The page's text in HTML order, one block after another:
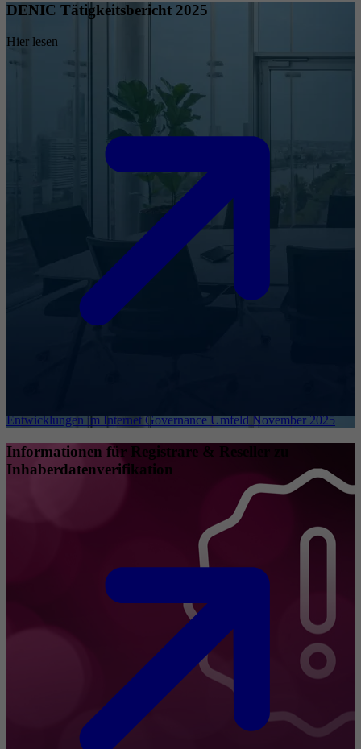
DENIC Tätigkeitsbericht 2025
Hier lesen
Entwicklungen im Internet Governance Umfeld November 2025
Informationen für Registrare & Reseller zu
Inhaberdatenverifikation